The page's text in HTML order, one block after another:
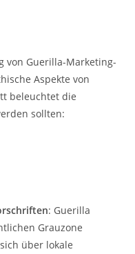
von Guerilla-Marketing-
Aspekte von
beleuchtet die
sollten:
: Guerilla
Grauzone
über lokale